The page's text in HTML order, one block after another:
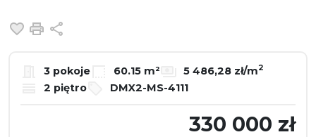
Dodaj do ulubionych
Drukuj
3 pokoje 60.15 m² 5 486,28 zł/m2
2 piętro DMX2-MS-4111
330 000 zł